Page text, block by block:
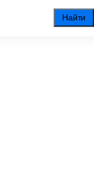
Найти